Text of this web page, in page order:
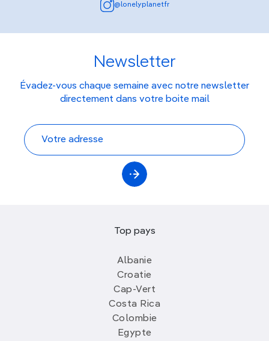
@lonelyplanetfr
Newsletter
Évadez-vous chaque semaine avec notre newsletter
directement dans votre boite mail
Top pays
Albanie
Croatie
Cap-Vert
Costa Rica
Colombie
Egypte